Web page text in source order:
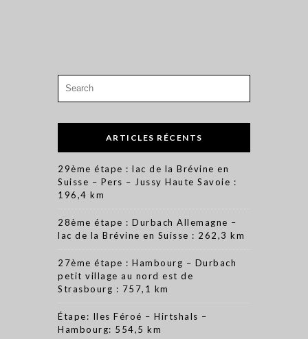
for:
ARTICLES RÉCENTS
29ème étape : lac de la Brévine en
Suisse – Pers – Jussy Haute Savoie :
196,4 km
28ème étape : Durbach Allemagne –
lac de la Brévine en Suisse : 262,3 km
27ème étape : Hambourg – Durbach
petit village au nord est de
Strasbourg : 757,1 km
Étape: Iles Féroé – Hirtshals –
Hambourg: 554,5 km